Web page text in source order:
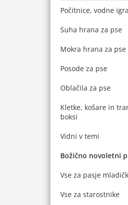
Počitnice, vodne
Suha hrana za pse
Mokra hrana za pse
Posode za pse
Oblačila za pse
Kletke, košare in
boksi
Vidni v temi
Božično novoletni
Vse za pasje
Vse za starostnike